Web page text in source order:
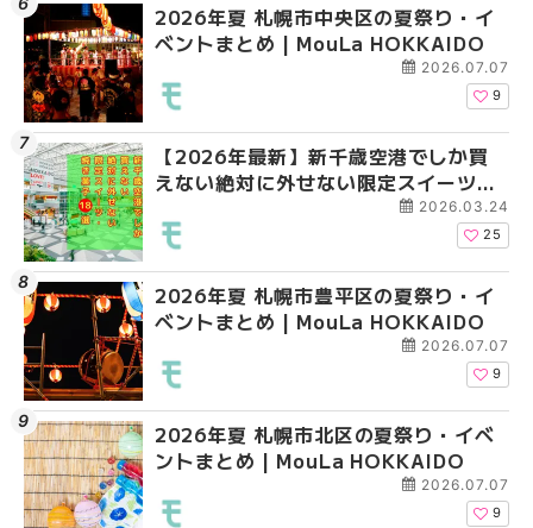
2026年夏 札幌市中央区の夏祭り・イ
ベントまとめ | MouLa HOKKAIDO
2026.07.07
9
【2026年最新】新千歳空港でしか買
えない絶対に外せない限定スイーツ・
焼き菓子18選 | MouLa HOKKAIDO
2026.03.24
25
2026年夏 札幌市豊平区の夏祭り・イ
ベントまとめ | MouLa HOKKAIDO
2026.07.07
9
2026年夏 札幌市北区の夏祭り・イベ
ントまとめ | MouLa HOKKAIDO
2026.07.07
9
2026年夏 札幌市清田
ベントまとめ |
2026年夏 札幌市南区
ントまとめ | MouLa
2026年夏 札幌市豊平
ベントまとめ |
2026年夏 札幌市中央
ベントまとめ |
札幌の麻辣湯（マーラ
め専門店6選！本場の
新店まで徹底比較 |
2026年夏 札幌市清田
ベントまとめ |
【2026年最新】新千
えない絶対に外せない
焼き菓子18選 |
【新千歳空港】新カー
業。「SUPER
ーパーラウンジアネッ
介！！ | MouLa